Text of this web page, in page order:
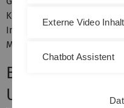
Kommilitoninnen und
Interesse oder
Möglichkeit Ihr Uni-
Bleiben Sie in
Uni Ulm.
Externe Video
Chatbot Assistent